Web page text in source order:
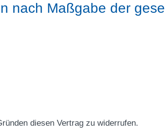
nach Maßgabe der
diesen Vertrag zu widerrufen.